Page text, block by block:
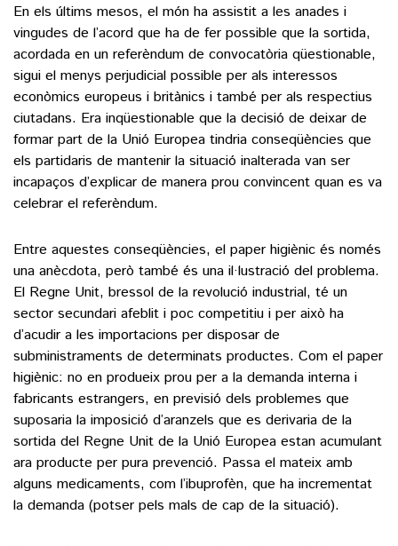
En els últims mesos, el món ha assistit a les anades i
vingudes de l’acord que ha de fer possible que la sortida,
acordada en un referèndum de convocatòria qüestionable,
sigui el menys perjudicial possible per als interessos
econòmics europeus i britànics i també per als respectius
ciutadans. Era inqüestionable que la decisió de deixar de
formar part de la Unió Europea tindria conseqüències que
els partidaris de mantenir la situació inalterada van ser
incapaços d’explicar de manera prou convincent quan es va
celebrar el referèndum.
Entre aquestes conseqüències, el paper higiènic és només
una anècdota, però també és una il·lustració del problema.
El Regne Unit, bressol de la revolució industrial, té un
sector secundari afeblit i poc competitiu i per això ha
d’acudir a les importacions per disposar de
subministraments de determinats productes. Com el paper
higiènic: no en produeix prou per a la demanda interna i
fabricants estrangers, en previsió dels problemes que
suposaria la imposició d’aranzels que es derivaria de la
sortida del Regne Unit de la Unió Europea estan acumulant
ara producte per pura prevenció. Passa el mateix amb
alguns medicaments, com l’ibuprofèn, que ha incrementat
la demanda (potser pels mals de cap de la situació).